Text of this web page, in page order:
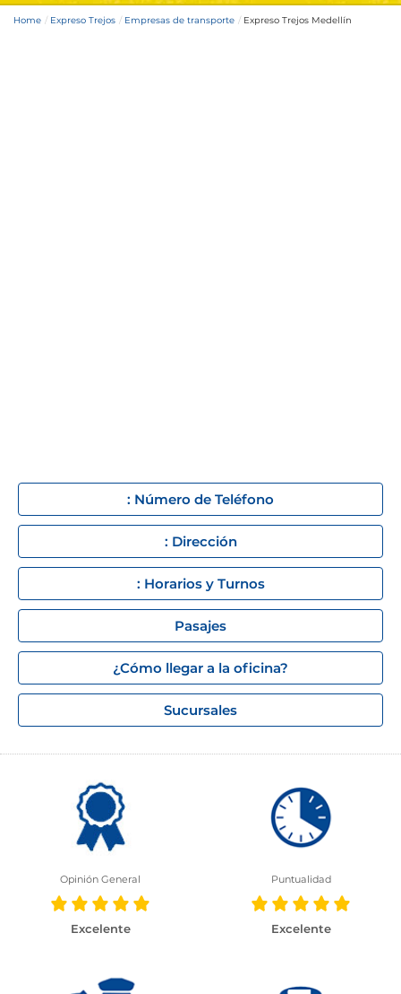
Home Expreso Trejos Empresas de transporte Expreso Trejos Medellín
: Número de Teléfono
: Dirección
: Horarios y Turnos
Pasajes
¿Cómo llegar a la oficina?
Sucursales
Opinión General
Excelente
Puntualidad
Excelente